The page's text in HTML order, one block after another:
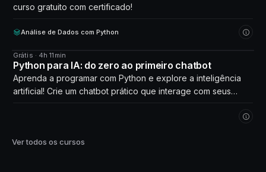
curso gratuito com certificado!
Análise de Dados com Python
CURSO
Grátis · 4h 11min
Python para IA: do zero ao primeiro chatbot
Aprenda a programar com Python e explore a inteligência
artificial! Crie um chatbot prático que interage com seus
Ver todos os cursos